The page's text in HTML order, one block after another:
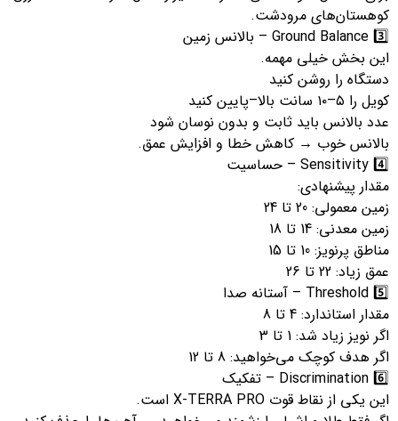
کوهستان‌های مرودشت.
3️⃣ Ground Balance – بالانس زمین
این بخش خیلی مهمه.
دستگاه را روشن کنید
کویل را ۵–۱۰ سانت بالا–پایین کنید
عدد بالانس باید ثابت و بدون نوسان شود
بالانس خوب → کاهش خطا و افزایش عمق.
4️⃣ Sensitivity – حساسیت
مقدار پیشنهادی:
زمین معمولی: 20 تا 24
زمین معدنی: 14 تا 18
مناطق پرنویز: 10 تا 15
عمق زیاد: 22 تا 26
5️⃣ Threshold – آستانه صدا
مقدار استاندارد: 4 تا 8
اگر نویز زیاد شد: 1 تا 3
اگر هدف کوچک می‌خواهید: 8 تا 12
6️⃣ Discrimination – تفکیک
این یکی از نقاط قوت X-TERRA PRO است.